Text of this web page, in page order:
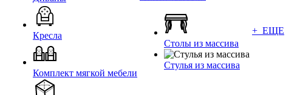
Кресла
Комплект мягкой мебели
Столы из массива
Стулья из массива
+ ЕЩЕ